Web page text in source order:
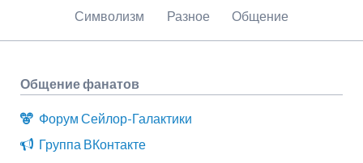
Символизм Разное Общение
Общение фанатов
Форум Сейлор-Галактики
Группа ВКонтакте